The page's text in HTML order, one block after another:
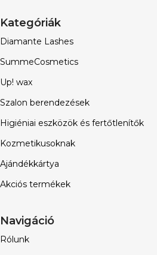
Kategóriák
Diamante Lashes
SummeCosmetics
Up! wax
Szalon berendezések
Higiéniai eszközök és fertőtlenítők
Kozmetikusoknak
Ajándékkártya
Akciós termékek
Navigáció
Rólunk